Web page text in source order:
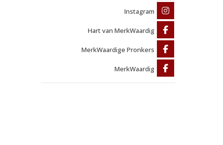
Instagram
Hart van MerkWaardig
MerkWaardige Pronkers
MerkWaardig